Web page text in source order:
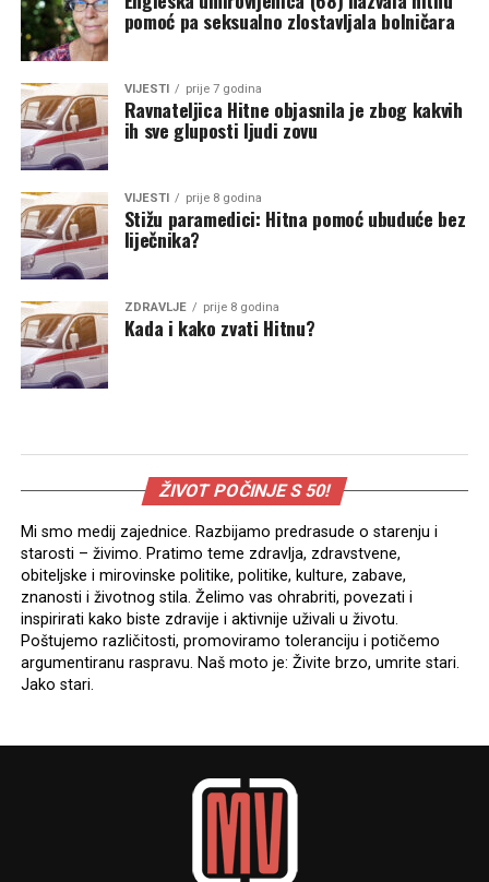
pomoć pa seksualno zlostavljala bolničara
VIJESTI prije 7 godina
Ravnateljica Hitne objasnila je zbog kakvih
ih sve gluposti ljudi zovu
VIJESTI prije 8 godina
Stižu paramedici: Hitna pomoć ubuduće bez
liječnika?
ZDRAVLJE prije 8 godina
Kada i kako zvati Hitnu?
ŽIVOT POČINJE S 50!
Mi smo medij zajednice. Razbijamo predrasude o starenju i
starosti – živimo. Pratimo teme zdravlja, zdravstvene,
obiteljske i mirovinske politike, politike, kulture, zabave,
znanosti i životnog stila. Želimo vas ohrabriti, povezati i
inspirirati kako biste zdravije i aktivnije uživali u životu.
Poštujemo različitosti, promoviramo toleranciju i potičemo
argumentiranu raspravu. Naš moto je: Živite brzo, umrite stari.
Jako stari.